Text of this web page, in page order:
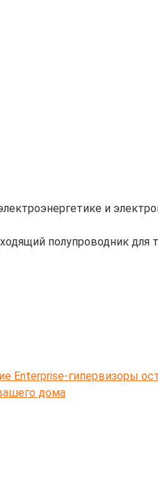
и
полупроводник
Enterprise-гипервизоры
дома